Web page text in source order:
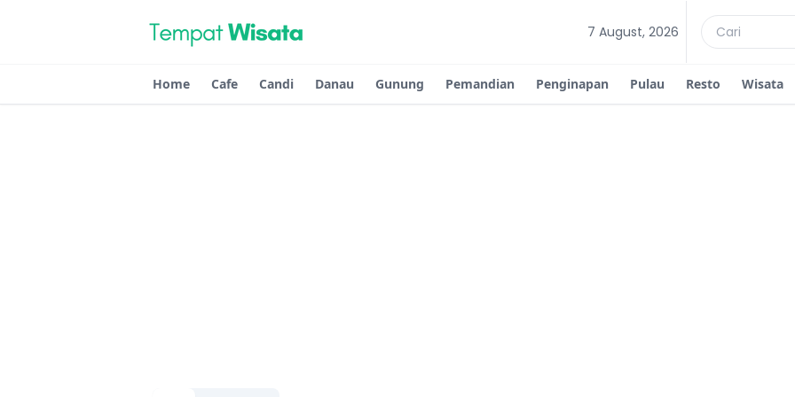
7 August, 2026
Home Cafe Candi Danau Gunung Pemandian Penginapan Pulau Resto Wisata